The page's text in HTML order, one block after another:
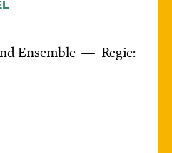
Ensemble
Regie: